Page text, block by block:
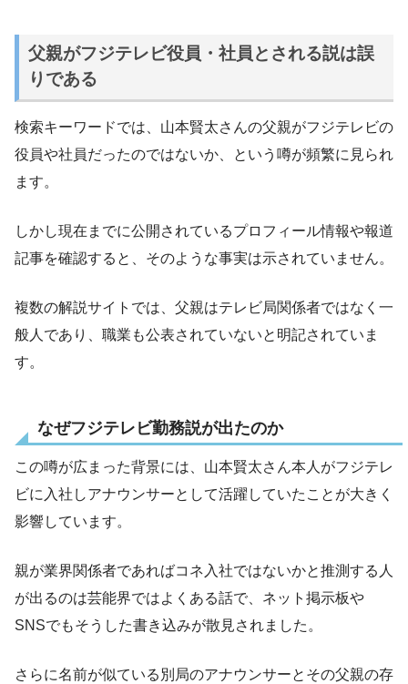
父親がフジテレビ役員・社員とされる説は誤
りである
検索キーワードでは、山本賢太さんの父親がフジテレビの
役員や社員だったのではないか、という噂が頻繁に見られ
ます。
しかし現在までに公開されているプロフィール情報や報道
記事を確認すると、そのような事実は示されていません。
複数の解説サイトでは、父親はテレビ局関係者ではなく一
般人であり、職業も公表されていないと明記されていま
す。
なぜフジテレビ勤務説が出たのか
この噂が広まった背景には、山本賢太さん本人がフジテレ
ビに入社しアナウンサーとして活躍していたことが大きく
影響しています。
親が業界関係者であればコネ入社ではないかと推測する人
が出るのは芸能界ではよくある話で、ネット掲示板や
SNSでもそうした書き込みが散見されました。
さらに名前が似ている別局のアナウンサーとその父親の存